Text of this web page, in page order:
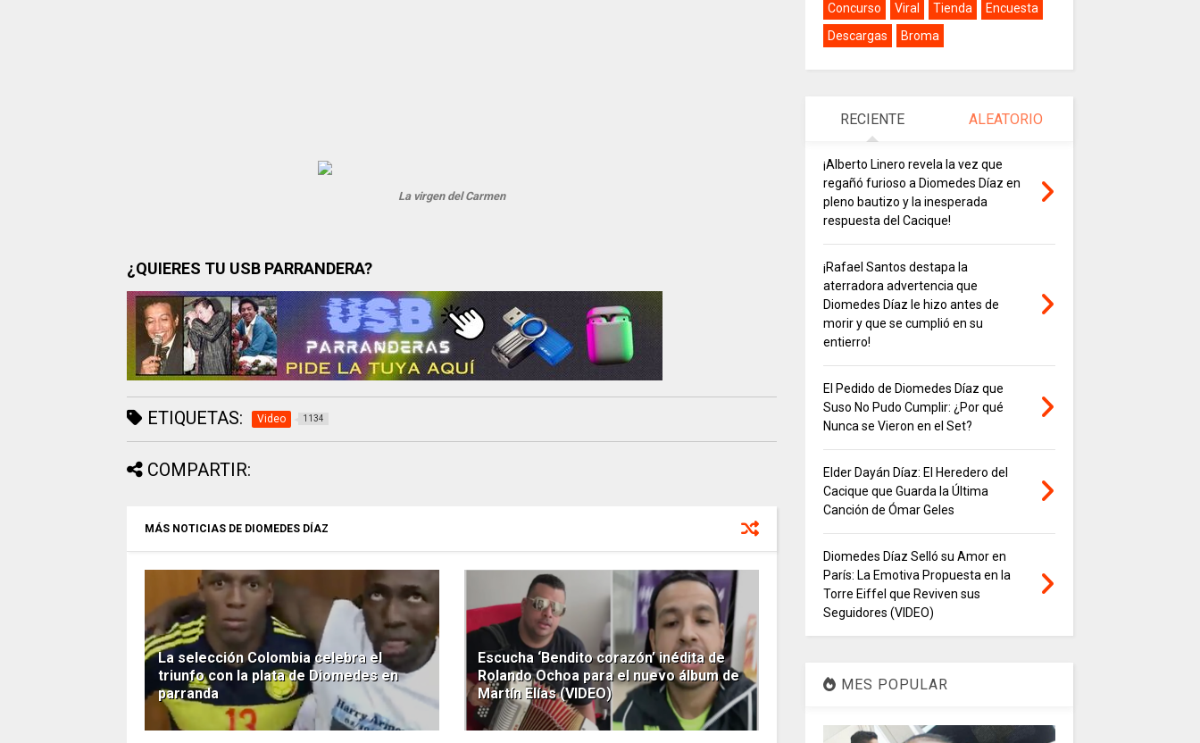
La virgen del Carmen
¿QUIERES TU USB PARRANDERA?
ETIQUETAS: Video 1134
COMPARTIR:
MÁS NOTICIAS DE DIOMEDES DÍAZ
La selección Colombia celebra el
triunfo con la plata de Diomedes en
parranda
Escucha ‘Bendito corazón’ inédita de
Rolando Ochoa para el nuevo álbum de
Martín Elías (VIDEO)
Concurso
Viral Tienda
Encuesta
Descargas
Broma
RECIENTE ALEATORIO
¡Alberto Linero revela la vez que
regañó furioso a Diomedes Díaz en
pleno bautizo y la inesperada
respuesta del Cacique!
¡Rafael Santos destapa la
aterradora advertencia que
Diomedes Díaz le hizo antes de
morir y que se cumplió en su
entierro!
El Pedido de Diomedes Díaz que
Suso No Pudo Cumplir: ¿Por qué
Nunca se Vieron en el Set?
Elder Dayán Díaz: El Heredero del
Cacique que Guarda la Última
Canción de Ómar Geles
Diomedes Díaz Selló su Amor en
París: La Emotiva Propuesta en la
Torre Eiffel que Reviven sus
Seguidores (VIDEO)
MES POPULAR